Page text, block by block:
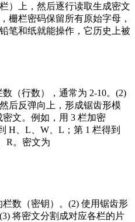
）上，然后逐行读取生成密文
栅栏密码保留所有原始字母，
笔和纸就能操作，它历史上被
（行数），通常为 2-10。(2)
后反弹向上，形成锯齿形模
文。例如，用 3 栏加密
H、L、W、L；第 1 栏得到
R。密文为
数（密钥）。(2) 使用锯齿形
将密文分割成对应各栏的片